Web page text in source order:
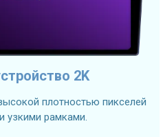
2K
плотностью пикселей
узкими рамками.